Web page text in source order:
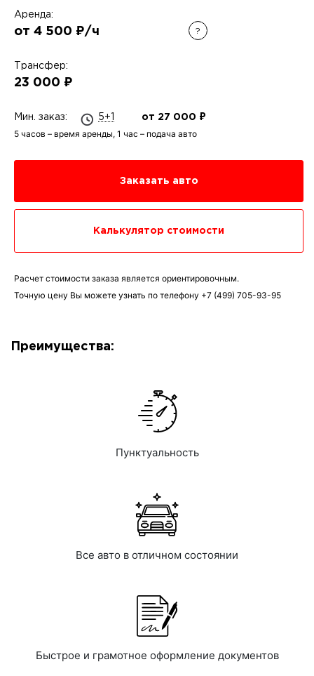
Аренда:
от 4 500 ₽/ч ?
Трансфер:
23 000 ₽
Мин. заказ: 5+1 от 27 000 ₽
5 часов – время аренды, 1 час – подача авто
Заказать авто
Калькулятор стоимости
Расчет стоимости заказа является ориентировочным.
Точную цену Вы можете узнать по телефону +7 (499) 705-93-95
Преимущества:
Пунктуальность
Все авто в отличном состоянии
Быстрое и грамотное оформление документов